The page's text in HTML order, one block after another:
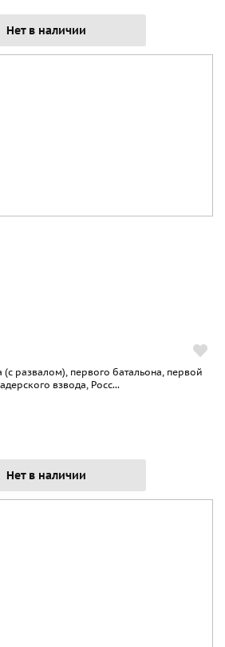
Нет в наличии
развалом), первого батальона, первой
взвода, Росс...
Нет в наличии